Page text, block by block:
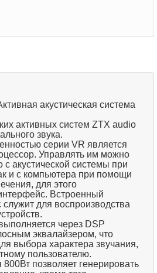
акустическая система
активных систем ZTX audio
звука.
серии VR является
Управлять им можно
с акустической системы при
и с компьютера при помощи
для этого
Встроенный
для воспроизводства
через DSP
эквалайзером, что
выбора характера звучания,
пользователю.
позволяет генерировать